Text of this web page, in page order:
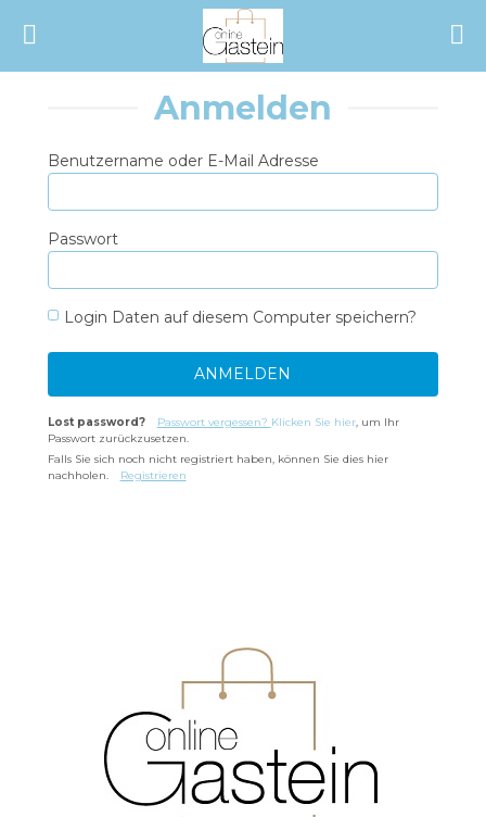
Anmelden
Benutzername oder E-Mail Adresse
Passwort
Login Daten auf diesem Computer speichern?
Lost password? Passwort vergessen? Klicken Sie hier, um Ihr
Passwort zurückzusetzen.
Falls Sie sich noch nicht registriert haben, können Sie dies hier
nachholen.
Registrieren
START
GUTSCHEIN
ALLE VERKÄUFER
REGISTRIEREN
ALLE VERKÄUFER